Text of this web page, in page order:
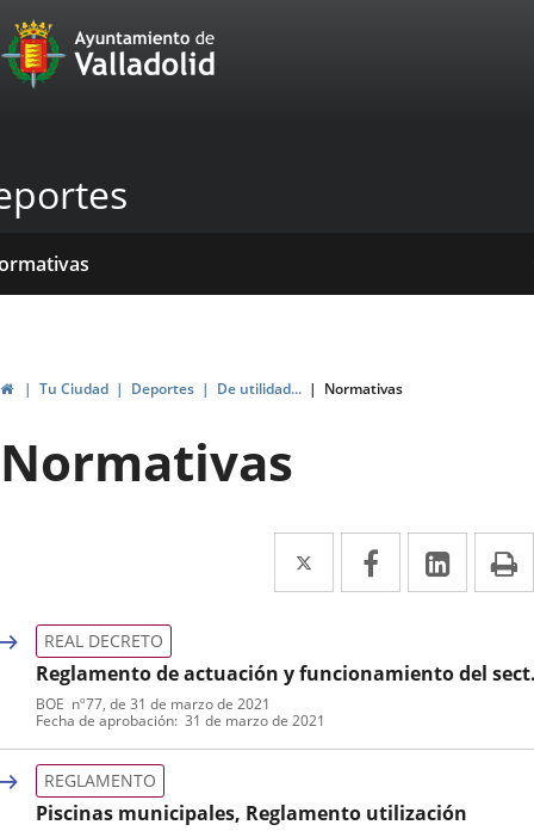
Portal
Web
de
Valladolid
HomeTu Ciudad Deportes De utilidad... Normativas
Normativas
Twitter
Enlace
a
aplicación
externa.
Facebook
Enlace
a
aplicación
Enlace
a
Reglamento de actuación y funcionamiento del
público por medios electrónicos
Tipo
de
normativa
REAL DECRETO
Referencia
boletin
BOE nº77, de 31 de marzo de 2021
Fecha de aprobación 31 de marzo de 2021
Piscinas municipales, Reglamento utilización
REGLAMENTO